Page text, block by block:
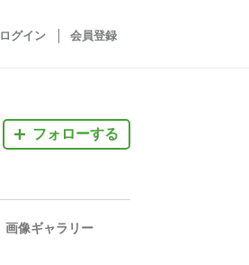
ログイン 会員登録
フォローする
画像ギャラリー